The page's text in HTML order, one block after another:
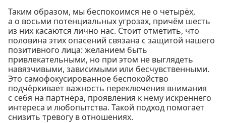
Таким образом, мы беспокоимся не о четырёх,
а о восьми потенциальных угрозах, причём шесть
из них касаются лично нас. Стоит отметить, что
половина этих опасений связана с защитой нашего
позитивного лица: желанием быть
привлекательными, но при этом не выглядеть
навязчивыми, зависимыми или бесчувственными.
Это самофокусированное беспокойство
подчёркивает важность переключения внимания
с себя на партнёра, проявления к нему искреннего
интереса и любопытства. Такой подход помогает
снизить тревогу в отношениях.